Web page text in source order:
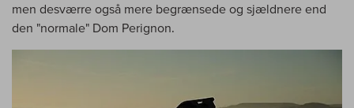
men desværre også mere begrænsede og sjældnere end
den "normale" Dom Perignon.